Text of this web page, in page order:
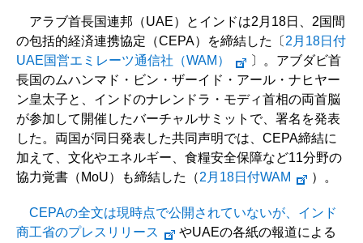
アラブ首長国連邦（UAE）とインドは2月18日、2国間
の包括的経済連携協定（CEPA）を締結した〔 2月18日付
UAE国営エミレーツ通信社（WAM）
〕。アブダビ首
長国のムハンマド・ビン・ザーイド・アール・ナヒヤー
ン皇太子と、インドのナレンドラ・モディ首相の両首脳
が参加して開催したバーチャルサミットで、署名を発表
した。両国が同日発表した共同声明では、CEPA締結に
加えて、文化やエネルギー、食糧安全保障など11分野の
協力覚書（MoU）も締結した（2月18日付WAM ）。
CEPAの全文は現時点で公開されていないが、インド
商工省のプレスリリース
やUAEの各紙の報道による